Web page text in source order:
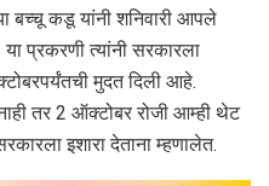
बच्चू कडू यांनी शनिवारी आपले
प्रकरणी त्यांनी सरकारला
मुदत दिली आहे.
तर 2 ऑक्टोबर रोजी आम्ही थेट
इशारा देताना म्हणालेत.